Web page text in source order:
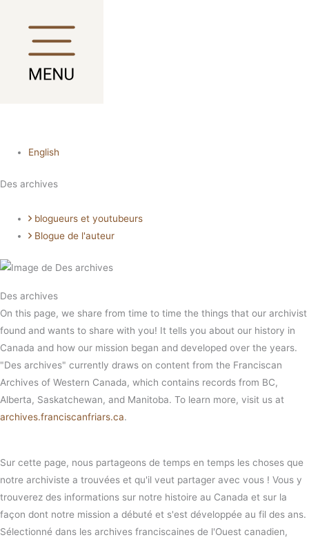
contenu
English
Des archives
blogueurs et youtubeurs
Blogue de l'auteur
Des archives
On this page, we share from time to time the things that our archivist
found and wants to share with you! It tells you about our history in
Canada and how our mission began and developed over the years.
"Des archives" currently draws on content from the Franciscan
Archives of Western Canada, which contains records from BC,
Alberta, Saskatchewan, and Manitoba. To learn more, visit us at
archives.franciscanfriars.ca.
Sur cette page, nous partageons de temps en temps les choses que
notre archiviste a trouvées et qu'il veut partager avec vous ! Vous y
trouverez des informations sur notre histoire au Canada et sur la
façon dont notre mission a débuté et s'est développée au fil des ans.
Sélectionné dans les archives franciscaines de l'Ouest canadien,